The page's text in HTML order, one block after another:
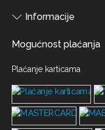
Informacije
Mogućnost plaćanja
Plaćanje karticama